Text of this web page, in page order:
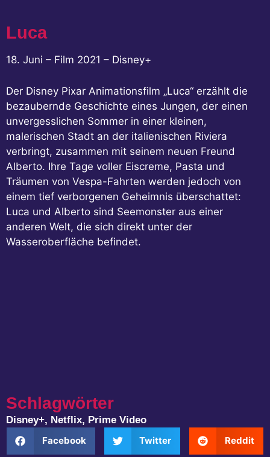
Luca
18. Juni – Film 2021 – Disney+
Der Disney Pixar Animationsfilm „Luca“ erzählt die
bezaubernde Geschichte eines Jungen, der einen
unvergesslichen Sommer in einer kleinen,
malerischen Stadt an der italienischen Riviera
verbringt, zusammen mit seinem neuen Freund
Alberto. Ihre Tage voller Eiscreme, Pasta und
Träumen von Vespa-Fahrten werden jedoch von
einem tief verborgenen Geheimnis überschattet:
Luca und Alberto sind Seemonster aus einer
anderen Welt, die sich direkt unter der
Wasseroberfläche befindet.
Schlagwörter
Disney+, Netflix, Prime Video
Facebook
Twitter Reddit